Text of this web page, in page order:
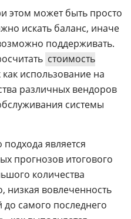
этом может быть просто
искать баланс, иначе
поддерживать.
стоимость
использование на
различных вендоров
системы
является
прогнозов итогового
количества
низкая вовлеченность
до самого последнего